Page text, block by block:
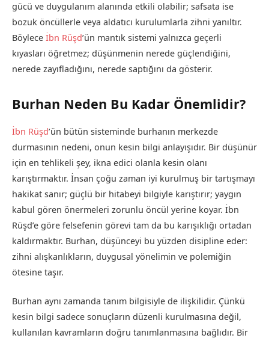
gücü ve duygulanım alanında etkili olabilir; safsata ise
bozuk öncüllerle veya aldatıcı kurulumlarla zihni yanıltır.
Böylece İbn Rüşd’ün mantık sistemi yalnızca geçerli
kıyasları öğretmez; düşünmenin nerede güçlendiğini,
nerede zayıfladığını, nerede saptığını da gösterir.
Burhan Neden Bu Kadar Önemlidir?
İbn Rüşd’ün bütün sisteminde burhanın merkezde
durmasının nedeni, onun kesin bilgi anlayışıdır. Bir düşünür
için en tehlikeli şey, ikna edici olanla kesin olanı
karıştırmaktır. İnsan çoğu zaman iyi kurulmuş bir tartışmayı
hakikat sanır; güçlü bir hitabeyi bilgiyle karıştırır; yaygın
kabul gören önermeleri zorunlu öncül yerine koyar. İbn
Rüşd’e göre felsefenin görevi tam da bu karışıklığı ortadan
kaldırmaktır. Burhan, düşünceyi bu yüzden disipline eder:
zihni alışkanlıkların, duygusal yönelimin ve polemiğin
ötesine taşır.
Burhan aynı zamanda tanım bilgisiyle de ilişkilidir. Çünkü
kesin bilgi sadece sonuçların düzenli kurulmasına değil,
kullanılan kavramların doğru tanımlanmasına bağlıdır. Bir